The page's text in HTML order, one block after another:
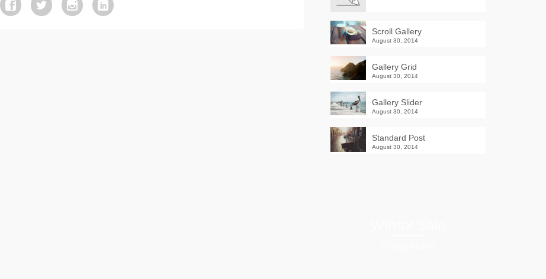
Scroll Gallery
August 30, 2014
Gallery Grid
August 30, 2014
Gallery Slider
August 30, 2014
Standard Post
August 30, 2014